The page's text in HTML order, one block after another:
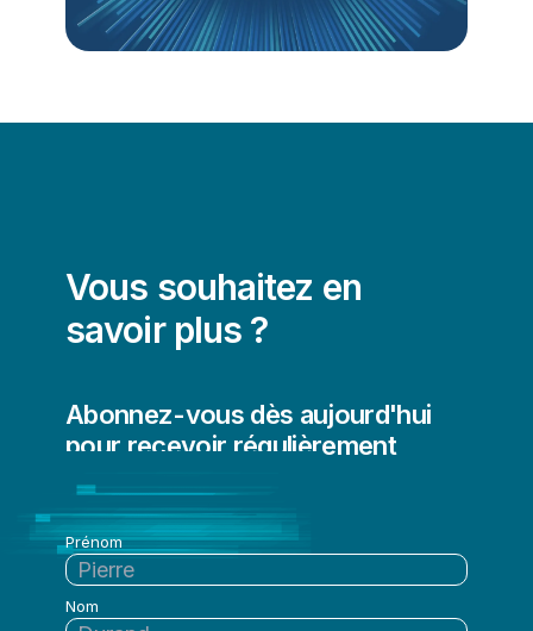
Vous souhaitez en
savoir plus ?
Abonnez-vous dès aujourd'hui
pour recevoir régulièrement
Prénom
Nom